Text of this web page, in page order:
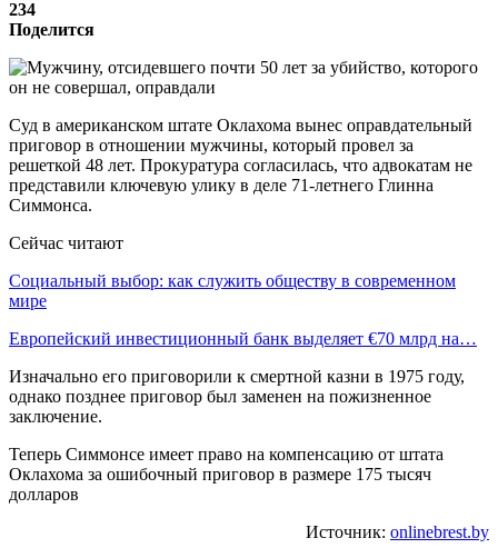
234
Поделится
Суд в американском штате Оклахома вынес оправдательный
приговор в отношении мужчины, который провел за
решеткой 48 лет. Прокуратура согласилась, что адвокатам не
представили ключевую улику в деле 71-летнего Глинна
Симмонса.
Сейчас читают
Социальный выбор: как служить обществу в современном
мире
Европейский инвестиционный банк выделяет €70 млрд на…
Изначально его приговорили к смертной казни в 1975 году,
однако позднее приговор был заменен на пожизненное
заключение.
Теперь Симмонсе имеет право на компенсацию от штата
Оклахома за ошибочный приговор в размере 175 тысяч
долларов
Источник: onlinebrest.by